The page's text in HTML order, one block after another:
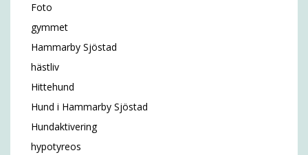
Foto
gymmet
Hammarby Sjöstad
hästliv
Hittehund
Hund i Hammarby Sjöstad
Hundaktivering
hypotyreos